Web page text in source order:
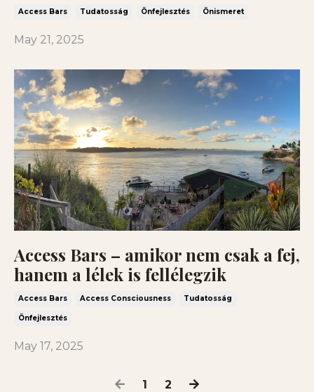
Access Bars Tudatosság Önfejlesztés Önismeret
May 21, 2025
Access Bars – amikor nem csak a fej,
hanem a lélek is fellélegzik
Access Bars Access Consciousness Tudatosság
Önfejlesztés
May 17, 2025
1 2